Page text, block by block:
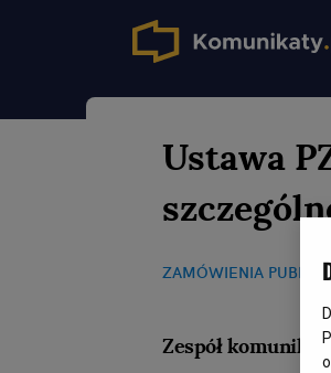
Ustawa
ZAMÓWIENIA
Zespół